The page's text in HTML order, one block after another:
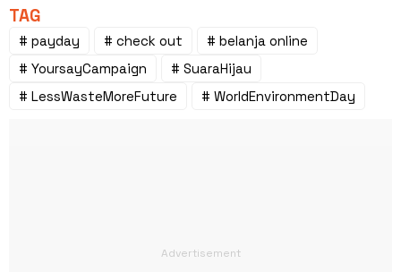
TAG
# payday # check out
# belanja online
# YoursayCampaign
# SuaraHijau
# LessWasteMoreFuture
# WorldEnvironmentDay